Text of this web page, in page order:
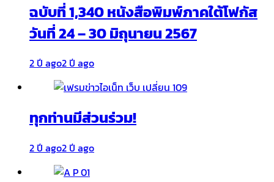
ฉบับที่ 1,340 หนังสือพิมพ์ภาคใต้โฟกัส
วันที่ 24 – 30 มิถุนายน 2567
2 ปี ago2 ปี ago
ทุกท่านมีส่วนร่วม!
2 ปี ago2 ปี ago